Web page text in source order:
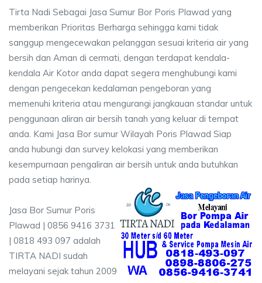
Tirta Nadi Sebagai Jasa Sumur Bor Poris Plawad yang
memberikan Prioritas Berharga sehingga kami tidak
sanggup mengecewakan pelanggan sesuai kriteria air yang
bersih dan Aman di cermati, dengan terdapat kendala-
kendala Air Kotor anda dapat segera menghubungi kami
dengan pengecekan kedalaman pengeboran yang
memenuhi kriteria atau mengurangi jangkauan standar untuk
penggunaan aliran air bersih tanah yang keluar di tempat
anda. Kami Jasa Bor sumur Wilayah Poris Plawad Siap
anda hubungi dan survey kelokasi yang memberikan
kesempurnaan pengaliran air bersih untuk anda butuhkan
pada setiap harinya.
Jasa Bor Sumur Poris
Plawad | 0856 9416 3731
| 0818 493 097 adalah
TIRTA NADI sudah
melayani sejak tahun 2009